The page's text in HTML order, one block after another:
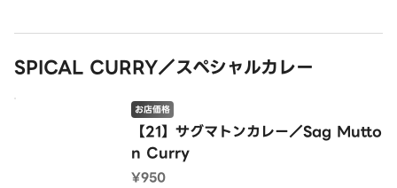
SPICAL CURRY／スペシャルカレー
【21】サグマトンカレー／Sag Mutto
n Curry
お店価格
¥950